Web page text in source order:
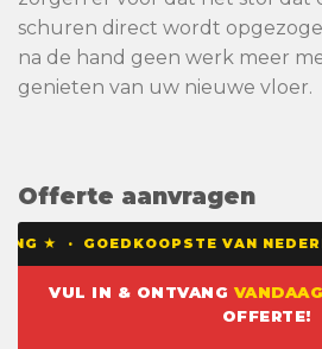
schuren direct wordt
na de hand geen werk meer
genieten van uw nieuwe vloer.
Offerte aanvragen
★ · GOEDKOOPSTE VAN
VUL IN & ONTVANG
OFFERTE!